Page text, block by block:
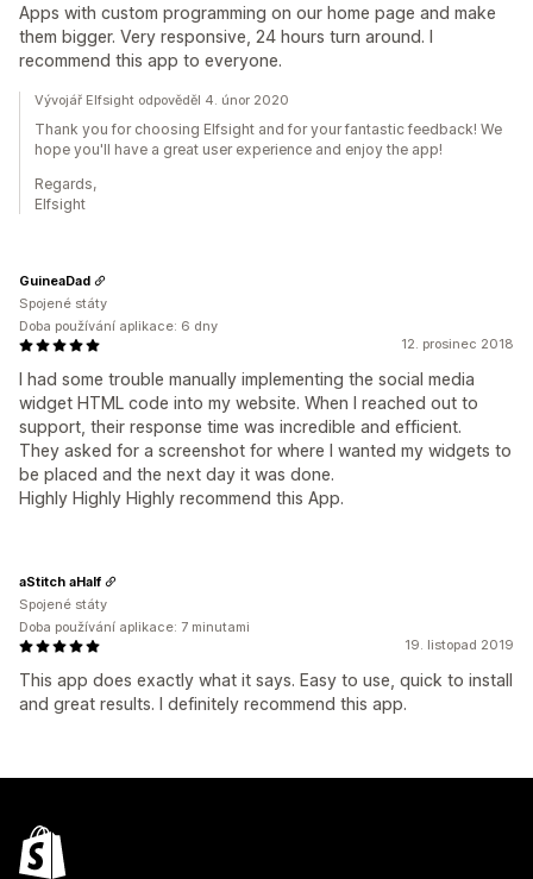
Apps with custom programming on our home page and make
them bigger. Very responsive, 24 hours turn around. I
recommend this app to everyone.
Vývojář Elfsight odpověděl 4. únor 2020
Thank you for choosing Elfsight and for your fantastic feedback! We
hope you'll have a great user experience and enjoy the app!
Regards,
Elfsight
12. prosinec 2018
I had some trouble manually implementing the social media
widget HTML code into my website. When I reached out to
support, their response time was incredible and efficient.
They asked for a screenshot for where I wanted my widgets to
be placed and the next day it was done.
Highly Highly Highly recommend this App.
GuineaDad
Spojené státy
Doba používání aplikace: 6 dny
19. listopad 2019
This app does exactly what it says. Easy to use, quick to install
and great results. I definitely recommend this app.
aStitch aHalf
Spojené státy
Doba používání aplikace: 7 minutami